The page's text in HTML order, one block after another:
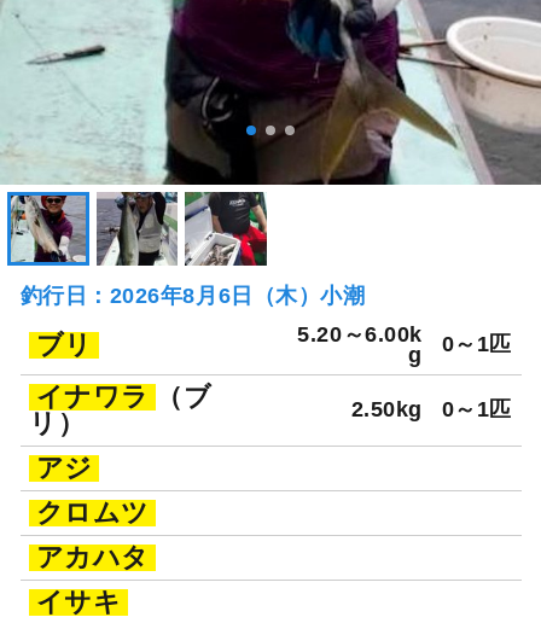
釣行日：2026年8月6日（木）小潮
ブリ
5.20～6.00k
g
0～1匹
イナワラ
（ブ
リ）
2.50kg 0～1匹
アジ
クロムツ
アカハタ
イサキ